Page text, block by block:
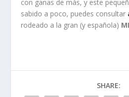
con ganas de más, y este
sabido a poco, puedes consultar
rodeado a la gran (y española)
SHARE: